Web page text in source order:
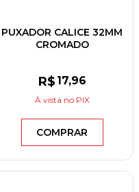
PUXADOR CALICE 32MM
CROMADO
R$ 17,96
À vista no PIX
COMPRAR